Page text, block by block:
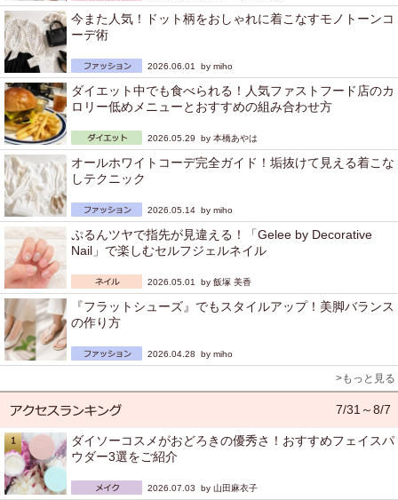
今また人気！ドット柄をおしゃれに着こなすモノトーンコ
ーデ術
2026.06.01 by miho
ダイエット中でも食べられる！人気ファストフード店のカ
ロリー低めメニューとおすすめの組み合わせ方
2026.05.29 by 本橋あやは
オールホワイトコーデ完全ガイド！垢抜けて見える着こな
しテクニック
2026.05.14 by miho
ぷるんツヤで指先が見違える！「Gelee by Decorative
Nail」で楽しむセルフジェルネイル
2026.05.01 by 飯塚 美香
『フラットシューズ』でもスタイルアップ！美脚バランス
の作り方
2026.04.28 by miho
>もっと見る
7/31～8/7
ダイソーコスメがおどろきの優秀さ！おすすめフェイスパ
ウダー3選をご紹介
2026.07.03 by 山田麻衣子